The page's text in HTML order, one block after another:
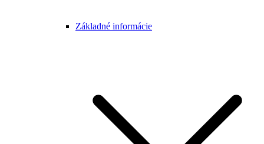
Základné informácie